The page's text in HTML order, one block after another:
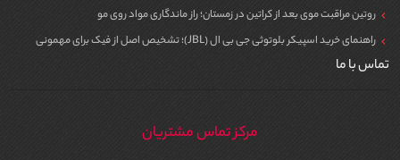
روتین مراقبت موی بعد از کراتین در زمستان؛ راز ماندگاری مواد روی مو
راهنمای خرید اسپیکر بلوتوثی جی بی ال (JBL)؛ تشخیص اصل از فیک برای مهمونی
تماس با ما
مرکز تماس مشتریان